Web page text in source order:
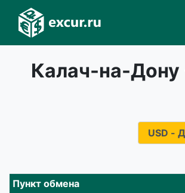
Калач-на-Дону
Пункт обмена